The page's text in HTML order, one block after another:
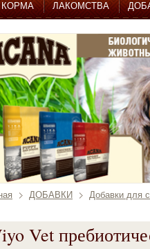
КОРМА ЛАКОМСТВА
ДОБАВКИ Добавки для
Vet